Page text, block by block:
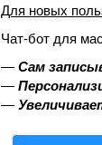
Для новых
Чат-бот для
— Сам
—
—